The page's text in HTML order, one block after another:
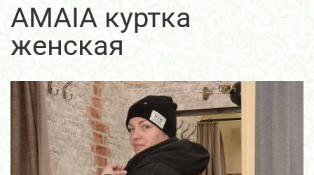
AMAIA куртка
женская